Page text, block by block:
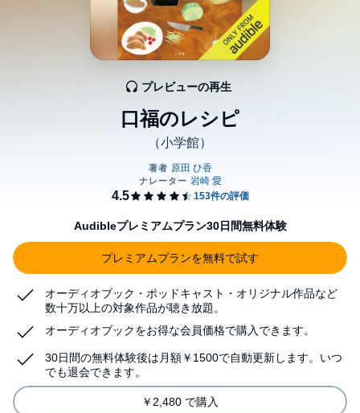
口福のレシピ
（小学館）
プレビューの再生
Audibleプレミアムプラン30日間無料体験
プレミアムプランを無料で試す
オーディオブック・ポッドキャスト・オリジナル作品など
数十万以上の対象作品が聴き放題。
オーディオブックをお得な会員価格で購入できます。
30日間の無料体験後は月額￥1500で自動更新します。いつ
でも退会できます。
￥2,480 で購入